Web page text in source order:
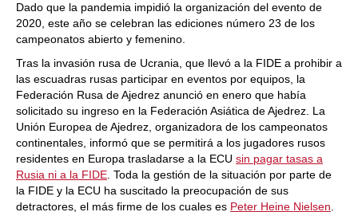
Dado que la pandemia impidió la organización del evento de
2020, este año se celebran las ediciones número 23 de los
campeonatos abierto y femenino.
Tras la invasión rusa de Ucrania, que llevó a la FIDE a prohibir a
las escuadras rusas participar en eventos por equipos, la
Federación Rusa de Ajedrez anunció en enero que había
solicitado su ingreso en la Federación Asiática de Ajedrez. La
Unión Europea de Ajedrez, organizadora de los campeonatos
continentales, informó que se permitirá a los jugadores rusos
residentes en Europa trasladarse a la ECU sin pagar tasas a
Rusia ni a la FIDE. Toda la gestión de la situación por parte de
la FIDE y la ECU ha suscitado la preocupación de sus
detractores, el más firme de los cuales es Peter Heine Nielsen.